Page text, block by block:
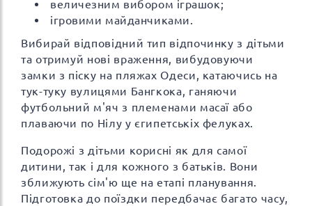
величезним вибором іграшок;
ігровими майданчиками.
Вибирай відповідний тип відпочинку з дітьми
та отримуй нові враження, вибудовуючи
замки з піску на пляжах Одеси, катаючись на
тук-туку вулицями Бангкока, ганяючи
футбольний м'яч з племенами масаї або
плаваючи по Нілу у єгипетськіх фелуках.
Подорожі з дітьми корисні як для самої
дитини, так і для кожного з батьків. Вони
зближують сім'ю ще на етапі планування.
Підготовка до поїздки передбачає багато часу,